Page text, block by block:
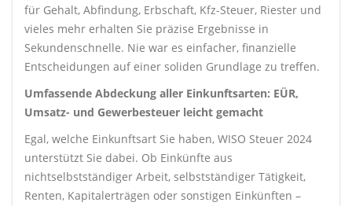
für Gehalt, Abfindung, Erbschaft, Kfz-Steuer, Riester und
vieles mehr erhalten Sie präzise Ergebnisse in
Sekundenschnelle. Nie war es einfacher, finanzielle
Entscheidungen auf einer soliden Grundlage zu treffen.
Umfassende Abdeckung aller Einkunftsarten: EÜR,
Umsatz- und Gewerbesteuer leicht gemacht
Egal, welche Einkunftsart Sie haben, WISO Steuer 2024
unterstützt Sie dabei. Ob Einkünfte aus
nichtselbstständiger Arbeit, selbstständiger Tätigkeit,
Renten, Kapitalerträgen oder sonstigen Einkünften –